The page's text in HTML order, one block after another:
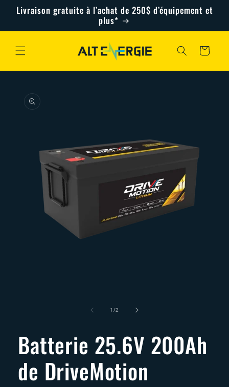
passer
contenu
Livraison gratuite à l’achat de 250$ d’équipement et
plus*
Panier
informations
produits
fenêtre
modale
1 /de
2
Batterie 25.6V 200Ah
de DriveMotion